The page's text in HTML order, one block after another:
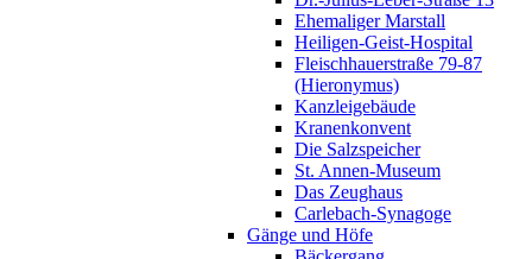
Ehemaliger Marstall
Heiligen-Geist-Hospital
Fleischhauerstraße 79-87
(Hieronymus)
Kanzleigebäude
Kranenkonvent
Die Salzspeicher
St. Annen-Museum
Das Zeughaus
Carlebach-Synagoge
Gänge und Höfe